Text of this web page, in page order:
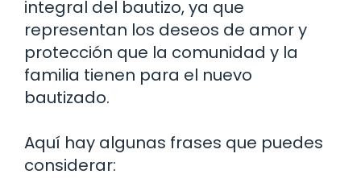
integral del bautizo, ya que
representan los deseos de amor y
protección que la comunidad y la
familia tienen para el nuevo
bautizado.
Aquí hay algunas frases que puedes
considerar: